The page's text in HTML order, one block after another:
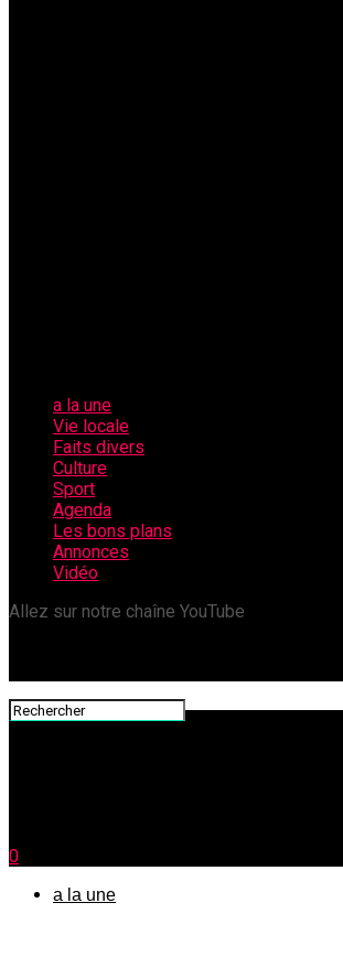
a la une
Vie locale
Faits divers
Culture
Sport
Agenda
Les bons plans
Annonces
Vidéo
Allez sur notre chaîne YouTube
0
a la une